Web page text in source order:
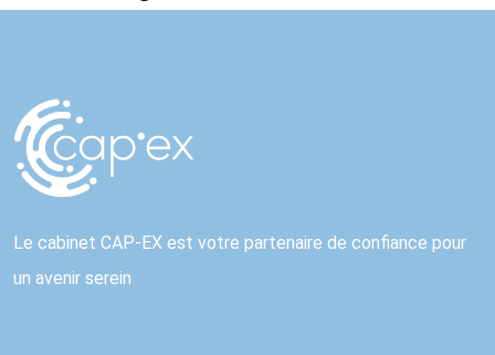
Le cabinet CAP-EX est votre partenaire de confiance pour
un avenir serein